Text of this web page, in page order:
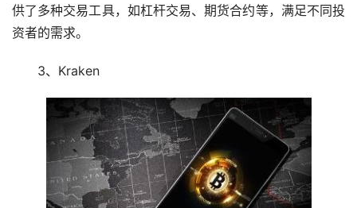
供了多种交易工具，如杠杆交易、期货合约等，满足不同投
资者的需求。
3、Kraken